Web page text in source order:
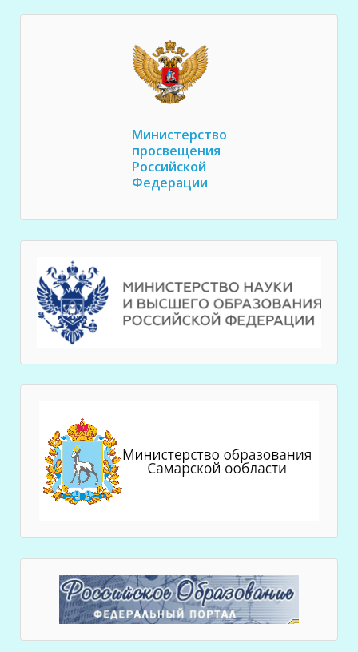
Министерство
просвещения
Российской
Федерации